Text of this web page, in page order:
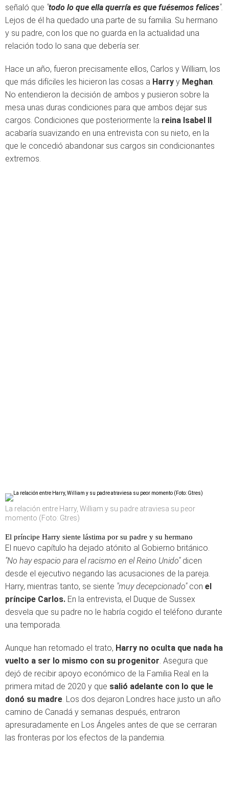
señaló que "todo lo que ella querría es que fuésemos felices".
Lejos de él ha quedado una parte de su familia. Su hermano
y su padre, con los que no guarda en la actualidad una
relación todo lo sana que debería ser.
Hace un año, fueron precisamente ellos, Carlos y William, los
que más difíciles les hicieron las cosas a Harry y Meghan.
No entendieron la decisión de ambos y pusieron sobre la
mesa unas duras condiciones para que ambos dejar sus
cargos. Condiciones que posteriormente la reina Isabel II
acabaría suavizando en una entrevista con su nieto, en la
que le concedió abandonar sus cargos sin condicionantes
extremos.
La relación entre Harry, William y su padre atraviesa su peor
momento (Foto: Gtres)
El príncipe Harry siente lástima por su padre y su hermano
El nuevo capítulo ha dejado atónito al Gobierno británico.
"No hay espacio para el racismo en el Reino Unido" dicen
desde el ejecutivo negando las acusaciones de la pareja.
Harry, mientras tanto, se siente "muy decepcionado"con el
príncipe Carlos. En la entrevista, el Duque de Sussex
desvela que su padre no le habría cogido el teléfono durante
una temporada.
Aunque han retomado el trato, Harry no oculta que nada ha
vuelto a ser lo mismo con su progenitor. Asegura que
dejó de recibir apoyo económico de la Familia Real en la
primera mitad de 2020 y que salió adelante con lo que le
donó su madre. Los dos dejaron Londres hace justo un año
camino de Canadá y semanas después, entraron
apresuradamente en Los Ángeles antes de que se cerraran
las fronteras por los efectos de la pandemia.